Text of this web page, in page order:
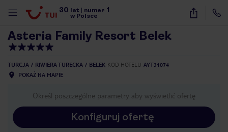
30 lat numer 1
w Polsce
76
Asteria Family Resort Belek
TURCJA RIWIERA TURECKA BELEK KOD HOTELU AYT31074
POKAŻ NA MAPIE
Określ poszczególne parametry aby wyświetlić ofertę
Konfiguruj ofertę